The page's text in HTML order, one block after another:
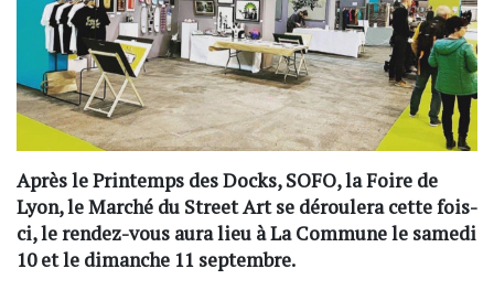
Après le Printemps des Docks, SOFO, la Foire de
Lyon, le Marché du Street Art se déroulera cette fois-
ci, le rendez-vous aura lieu à La Commune le samedi
10 et le dimanche 11 septembre.